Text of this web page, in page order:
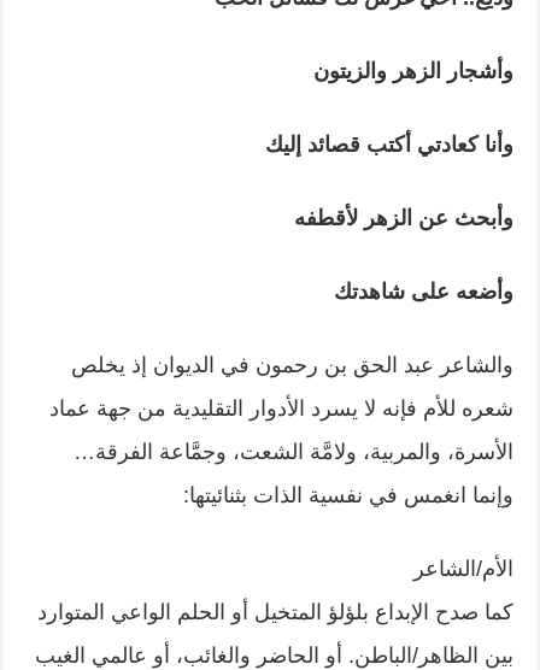
وأشجار الزهر والزيتون
وأنا كعادتي أكتب قصائد إليك
وأبحث عن الزهر لأقطفه
وأضعه على شاهدتك
والشاعر عبد الحق بن رحمون في الديوان إذ يخلص
شعره للأم فإنه لا يسرد الأدوار التقليدية من جهة عماد
الأسرة، والمربية، ولامَّة الشعت، وجمَّاعة الفرقة…
وإنما انغمس في نفسية الذات بثنائيتها:
الأم/الشاعر
كما صدح الإبداع بلؤلؤ المتخيل أو الحلم الواعي المتوارد
بين الظاهر/الباطن. أو الحاضر والغائب، أو عالمي الغيب